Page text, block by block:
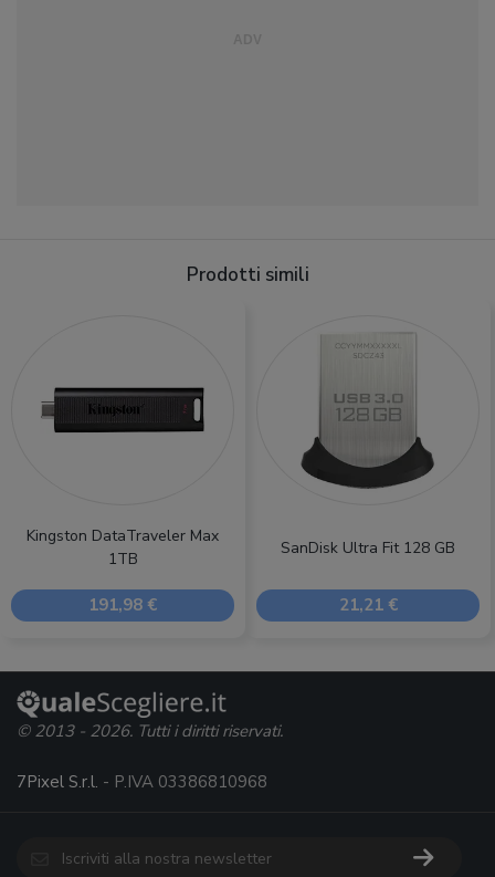
Prodotti simili
Kingston DataTraveler Max
1TB
191,98 €
SanDisk Ultra Fit 128 GB
21,21 €
© 2013 - 2026. Tutti i diritti riservati.
7Pixel S.r.l. - P.IVA 03386810968